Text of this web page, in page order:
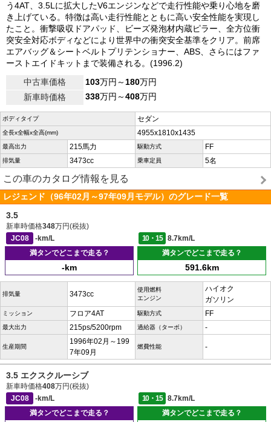
う4AT、3.5Lに拡大したV6エンジンなどで走行性能や乗り心地を磨
き上げている。特徴は高い走行性能とともに高い安全性能を実現し
たこと。衝撃吸収ドアパッド、ビーズ発泡材内蔵ピラー、全方位衝
突安全対応ボディなどにより世界中の衝突安全基準をクリア。前席
エアバッグ＆シートベルトプリテンショナー、ABS、さらにはファ
ーストエイドキットまで装備される。(1996.2)
中古車価格
103万円～180万円
新車時価格
338万円～408万円
ボディタイプ セダン
全長x全幅x全高(mm) 4955x1810x1435
最高出力 215馬力 駆動方式 FF
排気量 3473cc 乗車定員 5名
この車のカタログ情報を見る
レジェンド（96年02月～97年09月モデル）のグレード一覧
3.5
新車時価格348万円(税抜)
JC08
-km/L 10・15
8.7km/L
満タンでどこまで走る？
-km
満タンでどこまで走る？
591.6km
排気量 3473cc
使用燃料
エンジン
ハイオク
ガソリン
ミッション フロア4AT 駆動方式 FF
最大出力 215ps/5200rpm 過給器（ターボ） -
生産期間
1996年02月～199
7年09月
燃費性能 -
3.5 エクスクルーシブ
新車時価格408万円(税抜)
JC08
-km/L 10・15
8.7km/L
満タンでどこまで走る？
満タンでどこまで走る？